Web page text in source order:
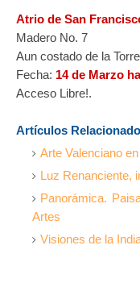
Atrio de San
Madero No. 7
Aun costado de la
Fecha: 14 de Marzo
Acceso Libre!.
Artículos
Arte Valenciano
Luz Renanciente,
Panorámica.
Artes
Visiones de la